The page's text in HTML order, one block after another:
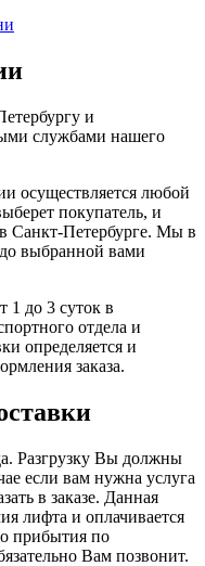
и
службами нашего
осуществляется любой
покупатель, и
в Санкт-Петербурге. Мы в
выбранной вами
1 до 3 суток в
отдела и
определяется и
заказа.
Разгрузку Вы должны
если вам нужна услуга
в заказе. Данная
лифта и оплачивается
прибытия по
Вам позвонит.